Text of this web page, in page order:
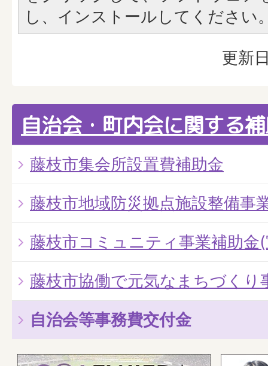
し、インストールしてください
更新
自治会・町内会に関する
藤枝市集会所設置費補助金
藤枝市地域防災拠点施設整備事
藤枝市コミュニティ事業補助金
藤枝市協働で元気なまちづくり
自治会等事務費交付金